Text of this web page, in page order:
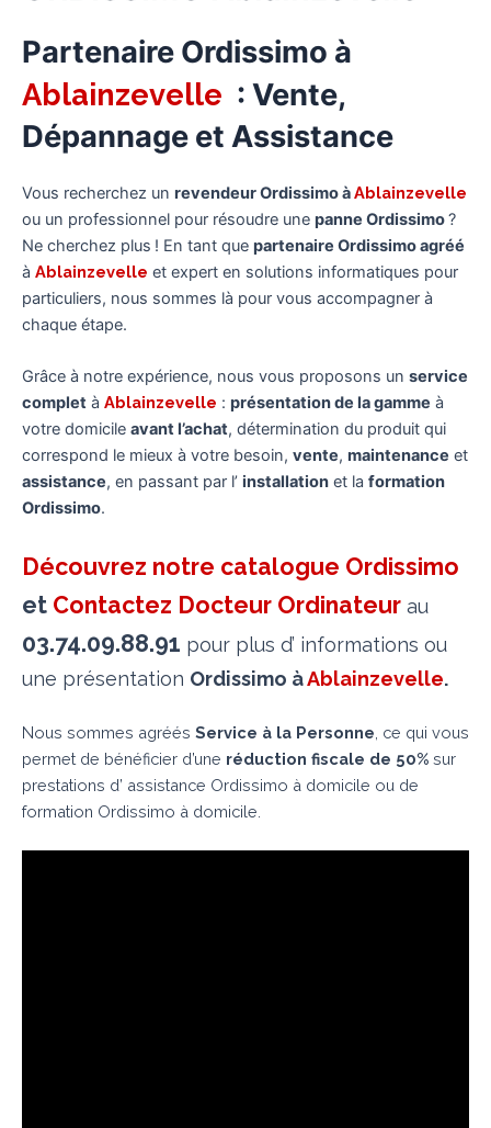
Partenaire Ordissimo à
Ablainzevelle : Vente,
Dépannage et Assistance
Vous recherchez un revendeur Ordissimo àAblainzevelle
ou un professionnel pour résoudre une panne Ordissimo?
Ne cherchez plus ! En tant que partenaire Ordissimo agréé
à Ablainzevelle et expert en solutions informatiques pour
particuliers, nous sommes là pour vous accompagner à
chaque étape.
Grâce à notre expérience, nous vous proposons un service
complet à Ablainzevelle : présentation de la gamme à
votre domicile avant l’achat, détermination du produit qui
correspond le mieux à votre besoin, vente, maintenance et
assistance, en passant par l’ installation et la formation
Ordissimo.
Découvrez notre catalogue Ordissimo
et Contactez Docteur Ordinateur au
03.74.09.88.91 pour plus d’ informations ou
une présentation Ordissimo àAblainzevelle.
Nous sommes agréés Service à la Personne , ce qui vous
permet de bénéficier d’une réduction fiscale de 50% sur
prestations d’ assistance Ordissimo à domicile ou de
formation Ordissimo à domicile.